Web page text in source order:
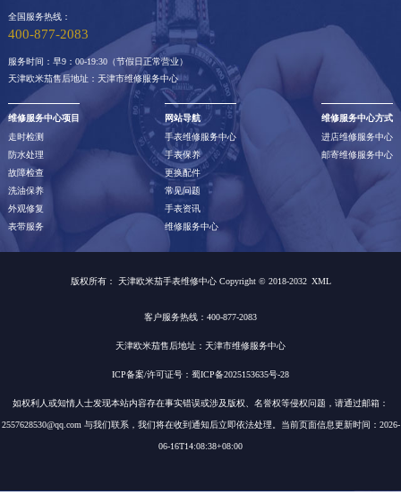
全国服务热线：
400-877-2083
服务时间：早9：00-19:30（节假日正常营业）
天津欧米茄售后地址：天津市维修服务中心
维修服务中心项目
走时检测
防水处理
故障检查
洗油保养
外观修复
表带服务
网站导航
手表维修服务中心
手表保养
更换配件
常见问题
手表资讯
维修服务中心
维修服务中心方式
进店维修服务中心
邮寄维修服务中心
版权所有： 天津欧米茄手表维修中心 Copyright © 2018-2032 XML
客户服务热线：400-877-2083
天津欧米茄售后地址：天津市维修服务中心
ICP备案/许可证号：蜀ICP备2025153635号-28
如权利人或知情人士发现本站内容存在事实错误或涉及版权、名誉权等侵权问题，请通过邮箱：
2557628530@qq.com 与我们联系，我们将在收到通知后立即依法处理。当前页面信息更新时间：2026-
06-16T14:08:38+08:00